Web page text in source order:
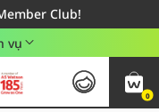
Club!
từ 249,000Đ
vực TP. Hồ Chí Minh
vụ
0